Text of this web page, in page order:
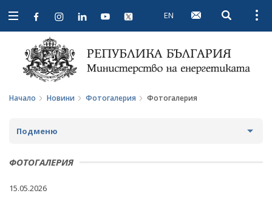
Open
navigation
EN Open
Начало Новини Фотогалерия Фотогалерия
Подменю
НОВИНИ
ПРЕДСТОЯЩИ СЪБИТИЯ
ФОТОГАЛЕРИЯ
15.05.2026